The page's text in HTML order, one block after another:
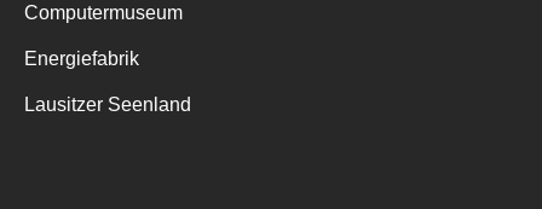
Computermuseum
Energiefabrik
Lausitzer Seenland